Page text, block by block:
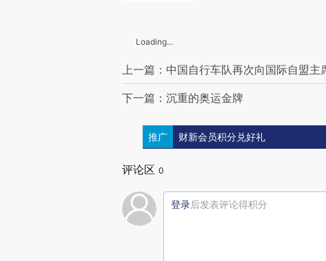
Loading...
上一篇：中国自行车队再次向国际自盟主
下一篇：沉重的奥运金牌
推广 财新会员积分兑好礼
评论区 0
登录后发表评论得积分